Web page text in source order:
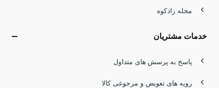
مجله رادکوه
خدمات مشتریان
پاسخ به پرسش های متداول
رویه های تعویض و مرجوعی کالا